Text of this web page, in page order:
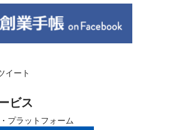
イート
ビス
プラットフォーム